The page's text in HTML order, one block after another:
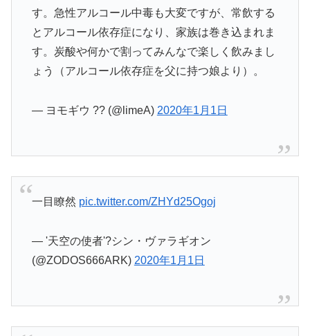
す。急性アルコール中毒も大変ですが、常飲する
とアルコール依存症になり、家族は巻き込まれま
す。炭酸や何かで割ってみんなで楽しく飲みまし
ょう（アルコール依存症を父に持つ娘より）。
— ヨモギウ ?? (@limeA) 2020年1月1日
一目瞭然 pic.twitter.com/ZHYd25Ogoj
— '天空の使者'?シン・ヴァラギオン
(@ZODOS666ARK) 2020年1月1日